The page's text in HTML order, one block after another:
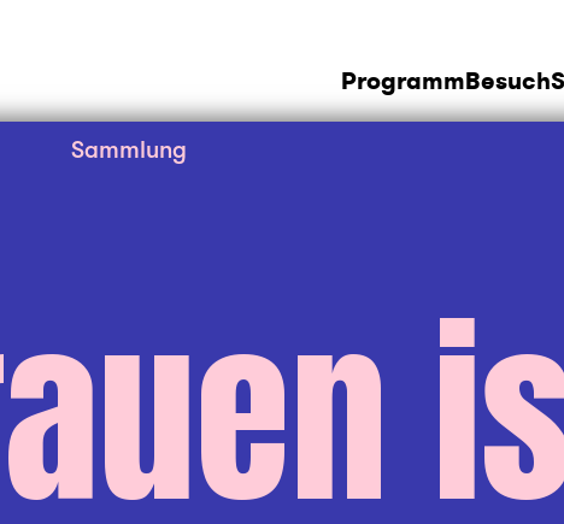
ProgrammBesuch
Sammlung